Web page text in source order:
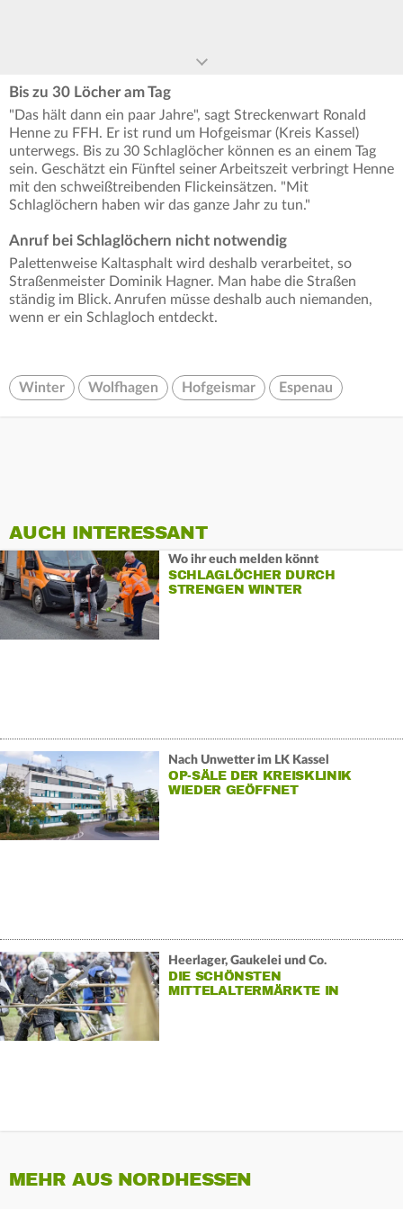
Bis zu 30 Löcher am Tag
"Das hält dann ein paar Jahre", sagt Streckenwart Ronald
Henne zu FFH. Er ist rund um Hofgeismar (Kreis Kassel)
unterwegs. Bis zu 30 Schlaglöcher können es an einem Tag
sein. Geschätzt ein Fünftel seiner Arbeitszeit verbringt Henne
mit den schweißtreibenden Flickeinsätzen. "Mit
Schlaglöchern haben wir das ganze Jahr zu tun."
Anruf bei Schlaglöchern nicht notwendig
Palettenweise Kaltasphalt wird deshalb verarbeitet, so
Straßenmeister Dominik Hagner. Man habe die Straßen
ständig im Blick. Anrufen müsse deshalb auch niemanden,
wenn er ein Schlagloch entdeckt.
Winter Wolfhagen Hofgeismar Espenau
AUCH INTERESSANT
Wo ihr euch melden könnt
SCHLAGLÖCHER DURCH
STRENGEN WINTER
Nach Unwetter im LK Kassel
OP-SÄLE DER KREISKLINIK
WIEDER GEÖFFNET
Heerlager, Gaukelei und Co.
DIE SCHÖNSTEN
MITTELALTERMÄRKTE IN
MEHR AUS NORDHESSEN